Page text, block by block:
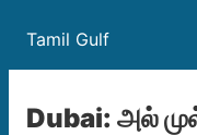
Tamil Gulf
Dubai: அல்